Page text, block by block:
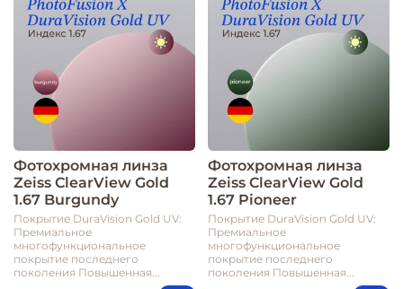
Фотохромная линза
Zeiss ClearView Gold
1.67 Burgundy
Покрытие DuraVision Gold UV:
Премиальное
многофункциональное
покрытие последнего
поколения Повышенная...
Фотохромная линза
Zeiss ClearView Gold
1.67 Pioneer
Покрытие DuraVision Gold UV:
Премиальное
многофункциональное
покрытие последнего
поколения Повышенная...